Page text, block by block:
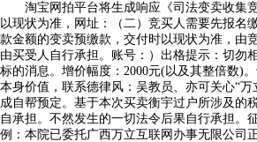
淘宝网拍平台将生成响应《司法变卖收集
以现状为准，网址：（二）竞买人需要先报名
款金额的变卖预缴款，交付时以现状为准，由
由买受人自行承担。账号：）出格提示：切勿
标的消息。增价幅度：2000元(以及其整倍数)
本身价值，联系德律风：吴教员、亦可关心“
成自帮预定。基于本次买卖衡宇过户所涉及的
自承担。不然发生的一切法令后果自行承担。
例：本院已委托广西万立互联网办事无限公司